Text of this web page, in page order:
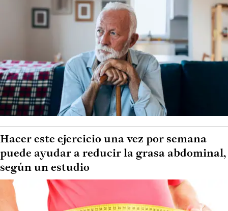
Hacer este ejercicio una vez por semana
puede ayudar a reducir la grasa abdominal,
según un estudio